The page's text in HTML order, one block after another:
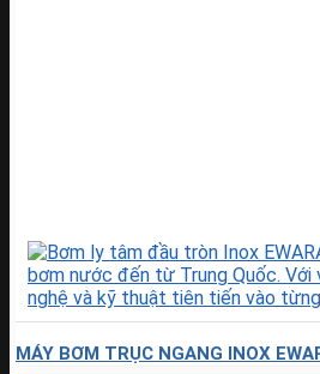
MÁY BƠM TRỤC NGANG INOX